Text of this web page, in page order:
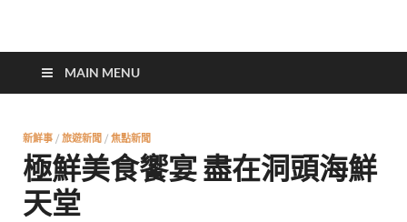
太陽網
MAIN MENU
新鮮事 / 旅遊新聞 / 焦點新聞
極鮮美食饗宴 盡在洞頭海鮮
天堂